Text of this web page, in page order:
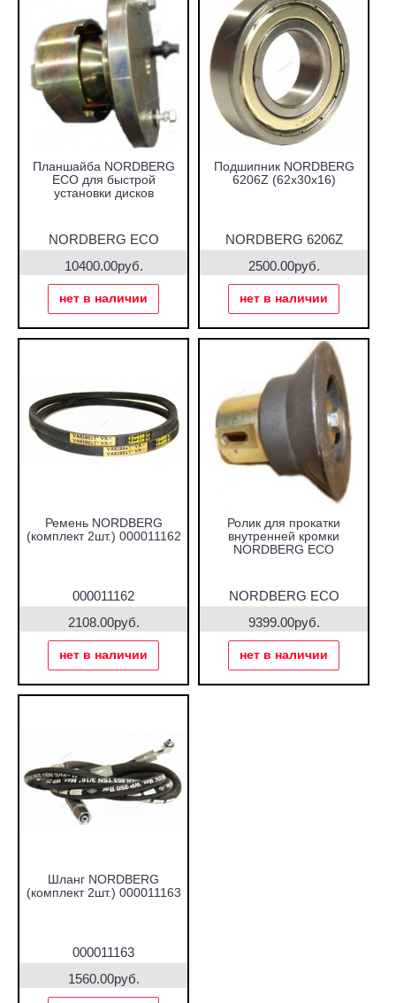
Планшайба NORDBERG
ECO для быстрой
установки дисков
NORDBERG ECO
10400.00руб.
нет в наличии
Подшипник NORDBERG
6206Z (62x30x16)
NORDBERG 6206Z
2500.00руб.
нет в наличии
Ремень NORDBERG
(комплект 2шт.) 000011162
000011162
2108.00руб.
нет в наличии
Ролик для прокатки
внутренней кромки
NORDBERG ECO
NORDBERG ECO
9399.00руб.
нет в наличии
Шланг NORDBERG
(комплект 2шт.) 000011163
000011163
1560.00руб.